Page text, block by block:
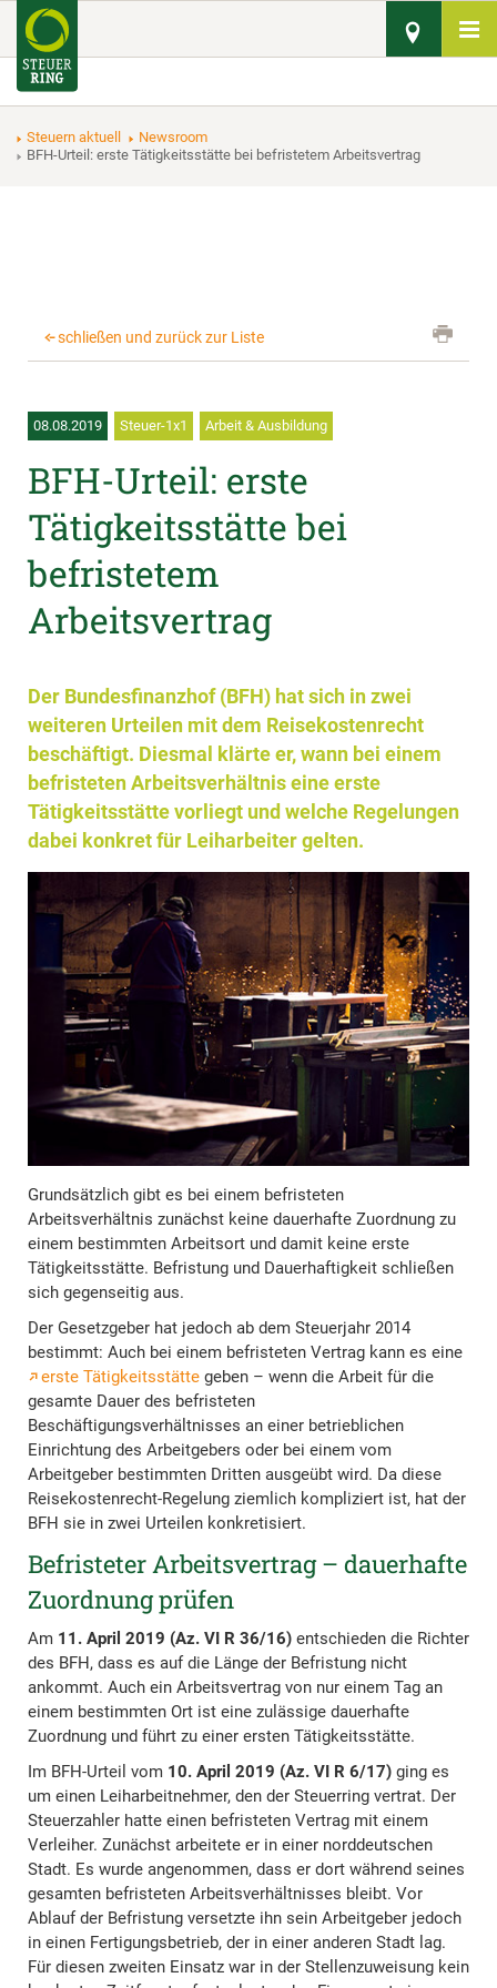
Steuern aktuell
Newsroom
BFH-Urteil: erste Tätigkeitsstätte bei befristetem Arbeitsvertrag
schließen und zurück zur Liste
08.08.2019 Steuer-1x1 Arbeit & Ausbildung
BFH-Urteil: erste
Tätigkeitsstätte bei
befristetem
Arbeitsvertrag
Der Bundesfinanzhof (BFH) hat sich in zwei
weiteren Urteilen mit dem Reisekostenrecht
beschäftigt. Diesmal klärte er, wann bei einem
befristeten Arbeitsverhältnis eine erste
Tätigkeitsstätte vorliegt und welche Regelungen
dabei konkret für Leiharbeiter gelten.
Grundsätzlich gibt es bei einem befristeten
Arbeitsverhältnis zunächst keine dauerhafte Zuordnung zu
einem bestimmten Arbeitsort und damit keine erste
Tätigkeitsstätte. Befristung und Dauerhaftigkeit schließen
sich gegenseitig aus.
Der Gesetzgeber hat jedoch ab dem Steuerjahr 2014
bestimmt: Auch bei einem befristeten Vertrag kann es eine
erste Tätigkeitsstätte geben – wenn die Arbeit für die
gesamte Dauer des befristeten
Beschäftigungsverhältnisses an einer betrieblichen
Einrichtung des Arbeitgebers oder bei einem vom
Arbeitgeber bestimmten Dritten ausgeübt wird. Da diese
Reisekostenrecht-Regelung ziemlich kompliziert ist, hat der
BFH sie in zwei Urteilen konkretisiert.
Befristeter Arbeitsvertrag – dauerhafte
Zuordnung prüfen
Am 11. April 2019 (Az. VI R 36/16) entschieden die Richter
des BFH, dass es auf die Länge der Befristung nicht
ankommt. Auch ein Arbeitsvertrag von nur einem Tag an
einem bestimmten Ort ist eine zulässige dauerhafte
Zuordnung und führt zu einer ersten Tätigkeitsstätte.
Im BFH-Urteil vom 10. April 2019 (Az. VI R 6/17) ging es
um einen Leiharbeitnehmer, den der Steuerring vertrat. Der
Steuerzahler hatte einen befristeten Vertrag mit einem
Verleiher. Zunächst arbeitete er in einer norddeutschen
Stadt. Es wurde angenommen, dass er dort während seines
gesamten befristeten Arbeitsverhältnisses bleibt. Vor
Ablauf der Befristung versetzte ihn sein Arbeitgeber jedoch
in einen Fertigungsbetrieb, der in einer anderen Stadt lag.
Für diesen zweiten Einsatz war in der Stellenzuweisung kein